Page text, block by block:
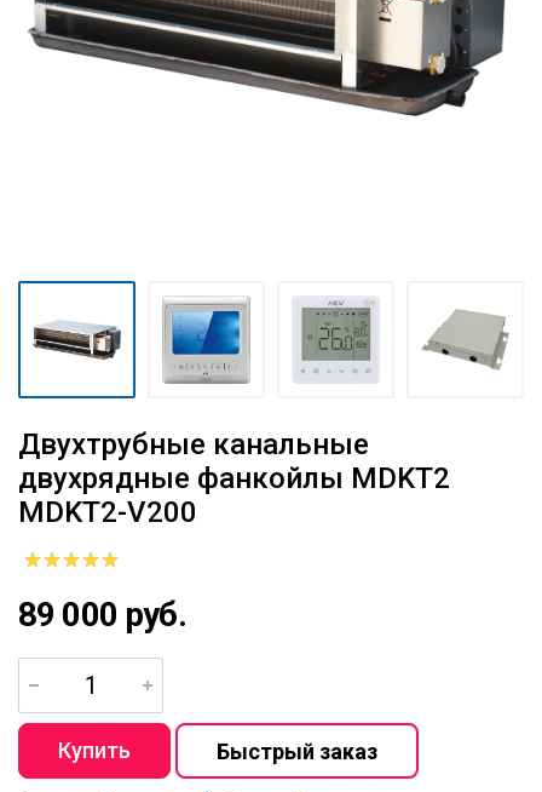
Двухтрубные канальные
двухрядные фанкойлы MDKT2
MDKT2-V200
89 000 руб.